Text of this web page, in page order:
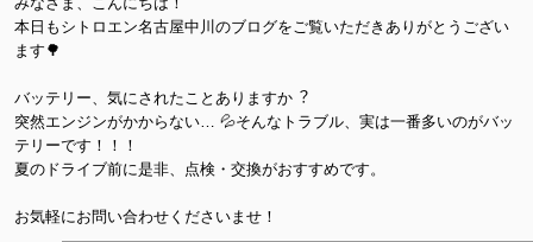
本日もシトロエン名古屋中川のブログをご覧いただきありがとうござい
ます🌳
バッテリー、気にされたことありますか︖
突然エンジンがかからない… 💦そんなトラブル、実は一番多いのがバッ
テリーです！！！
夏のドライブ前に是非、点検・交換がおすすめです。
お気軽にお問い合わせくださいませ！